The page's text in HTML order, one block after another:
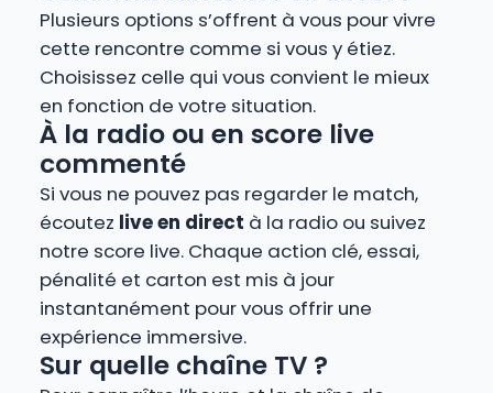
Plusieurs options s’offrent à vous pour vivre
cette rencontre comme si vous y étiez.
Choisissez celle qui vous convient le mieux
en fonction de votre situation.
À la radio ou en score live
commenté
Si vous ne pouvez pas regarder le match,
écoutez live en direct à la radio ou suivez
notre score live. Chaque action clé, essai,
pénalité et carton est mis à jour
instantanément pour vous offrir une
expérience immersive.
Sur quelle chaîne TV ?